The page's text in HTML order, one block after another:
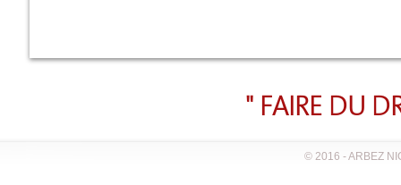
" FAIRE DU
© 2016 - ARBEZ